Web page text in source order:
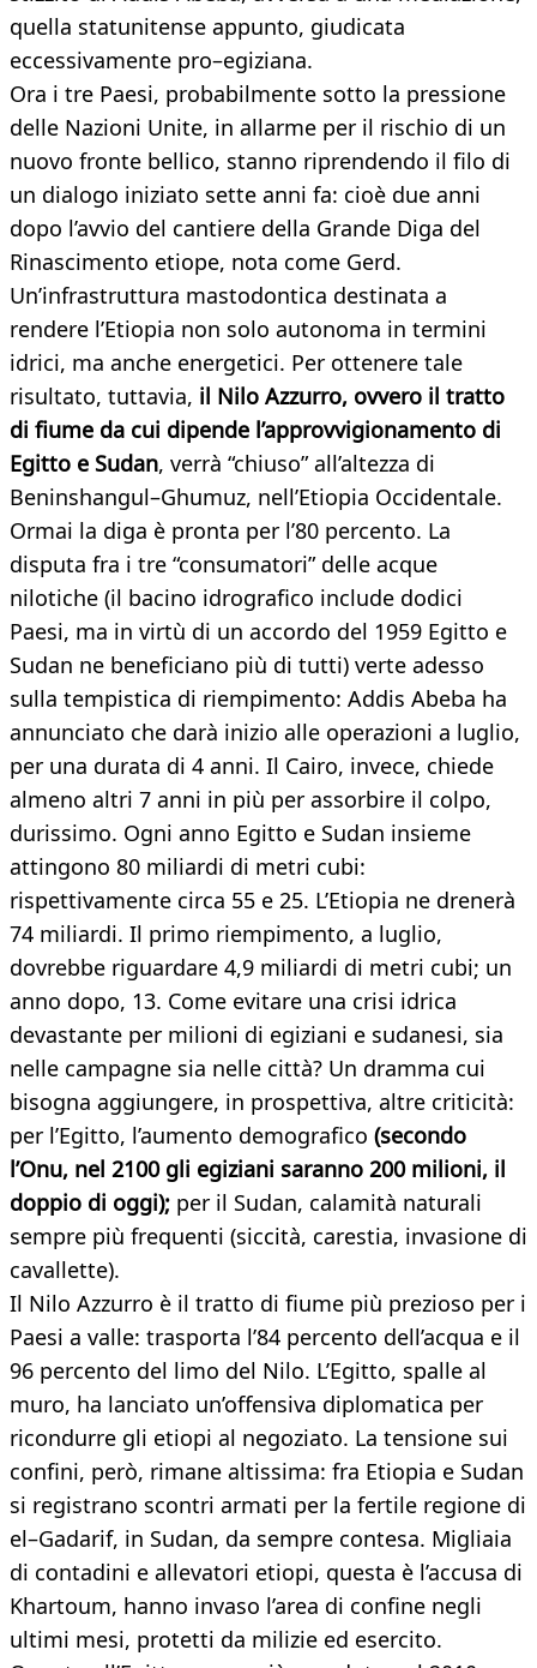
quella statunitense appunto, giudicata
eccessivamente pro–egiziana.
Ora i tre Paesi, probabilmente sotto la pressione
delle Nazioni Unite, in allarme per il rischio di un
nuovo fronte bellico, stanno riprendendo il filo di
un dialogo iniziato sette anni fa: cioè due anni
dopo l’avvio del cantiere della Grande Diga del
Rinascimento etiope, nota come Gerd.
Un’infrastruttura mastodontica destinata a
rendere l’Etiopia non solo autonoma in termini
idrici, ma anche energetici. Per ottenere tale
risultato, tuttavia, il Nilo Azzurro, ovvero il tratto
di fiume da cui dipende l’approvvigionamento di
Egitto e Sudan, verrà “chiuso” all’altezza di
Beninshangul–Ghumuz, nell’Etiopia Occidentale.
Ormai la diga è pronta per l’80 percento. La
disputa fra i tre “consumatori” delle acque
nilotiche (il bacino idrografico include dodici
Paesi, ma in virtù di un accordo del 1959 Egitto e
Sudan ne beneficiano più di tutti) verte adesso
sulla tempistica di riempimento: Addis Abeba ha
annunciato che darà inizio alle operazioni a luglio,
per una durata di 4 anni. Il Cairo, invece, chiede
almeno altri 7 anni in più per assorbire il colpo,
durissimo. Ogni anno Egitto e Sudan insieme
attingono 80 miliardi di metri cubi:
rispettivamente circa 55 e 25. L’Etiopia ne drenerà
74 miliardi. Il primo riempimento, a luglio,
dovrebbe riguardare 4,9 miliardi di metri cubi; un
anno dopo, 13. Come evitare una crisi idrica
devastante per milioni di egiziani e sudanesi, sia
nelle campagne sia nelle città? Un dramma cui
bisogna aggiungere, in prospettiva, altre criticità:
per l’Egitto, l’aumento demografico (secondo
l’Onu, nel 2100 gli egiziani saranno 200 milioni, il
doppio di oggi); per il Sudan, calamità naturali
sempre più frequenti (siccità, carestia, invasione di
cavallette).
Il Nilo Azzurro è il tratto di fiume più prezioso per i
Paesi a valle: trasporta l’84 percento dell’acqua e il
96 percento del limo del Nilo. L’Egitto, spalle al
muro, ha lanciato un’offensiva diplomatica per
ricondurre gli etiopi al negoziato. La tensione sui
confini, però, rimane altissima: fra Etiopia e Sudan
si registrano scontri armati per la fertile regione di
el–Gadarif, in Sudan, da sempre contesa. Migliaia
di contadini e allevatori etiopi, questa è l’accusa di
Khartoum, hanno invaso l’area di confine negli
ultimi mesi, protetti da milizie ed esercito.